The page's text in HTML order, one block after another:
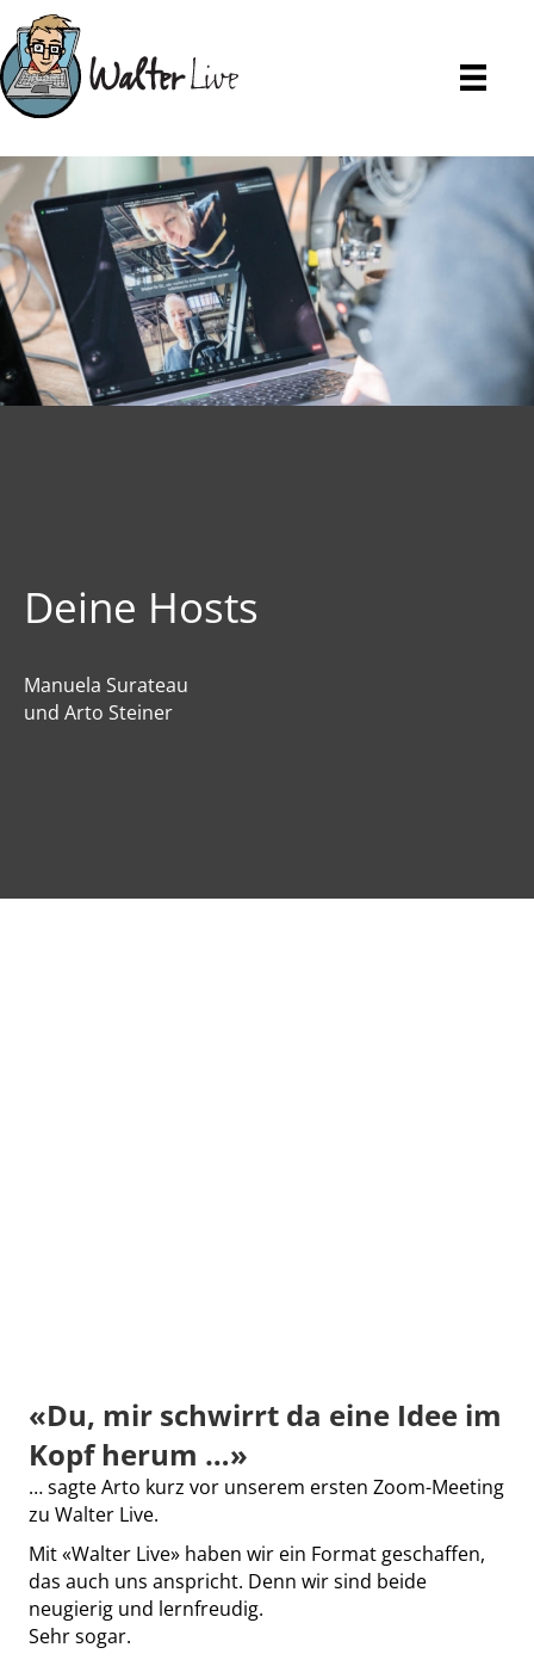
Deine Hosts
Manuela Surateau
und Arto Steiner
«Du, mir schwirrt da eine Idee im
Kopf herum …»
… sagte Arto kurz vor unserem ersten Zoom-Meeting
zu Walter Live.
Mit «Walter Live» haben wir ein Format geschaffen,
das auch uns anspricht. Denn wir sind beide
neugierig und lernfreudig.
Sehr sogar.